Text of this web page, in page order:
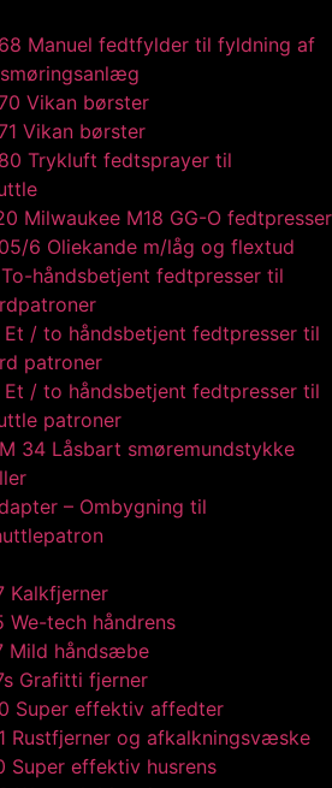
Manuel fedtfylder til fyldning af
Vikan børster
Vikan børster
Trykluft fedtsprayer til
Milwaukee M18 GG-O fedtpresser
6 Oliekande m/låg og flextud​
To-håndsbetjent fedtpresser til
Et / to håndsbetjent fedtpresser til
patroner
Et / to håndsbetjent fedtpresser til
patroner
34 Låsbart smøremundstykke
– Ombygning til
Kalkfjerner
We-tech håndrens
Mild håndsæbe
Grafitti fjerner
Super effektiv affedter​
Rustfjerner og afkalkningsvæske
Super effektiv husrens